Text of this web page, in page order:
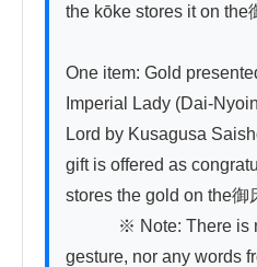
the kōke stores it on the
One item: Gold
Imperial Lady (Dai-
Lord by Kusagusa
gift is offered as
stores the gold on the御
※ Note: There is no
gesture, nor any words